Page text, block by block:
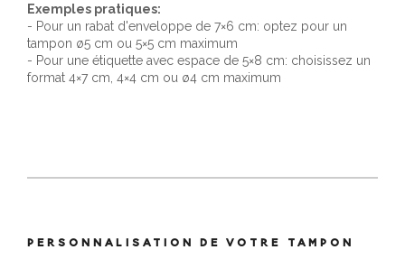
Exemples pratiques:
- Pour un rabat d'enveloppe de 7×6 cm: optez pour un
tampon ø5 cm ou 5×5 cm maximum
- Pour une étiquette avec espace de 5×8 cm: choisissez un
format 4×7 cm, 4×4 cm ou ø4 cm maximum
PERSONNALISATION DE VOTRE TAMPON